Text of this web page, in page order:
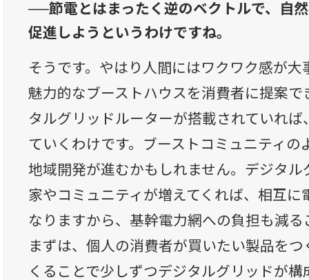
──節電とはまったく逆のベクトルで、自
促進しようというわけですね。
そうです。やはり人間にはワクワク感が大
魅力的なブーストハウスを消費者に提案で
タルグリッドルーターが搭載されていれ
ていくわけです。ブーストコミュニティの
地域開発が進むかもしれません。デジタ
家やコミュニティが増えてくれば、相互
なりますから、基幹電力網への負担も減る
まずは、個人の消費者が買いたい製品を
くることで少しずつデジタルグリッドが